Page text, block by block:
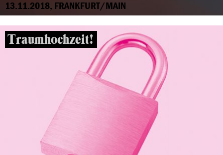
13.11.2018, FRANKFURT/MAIN
Traumhochzeit!